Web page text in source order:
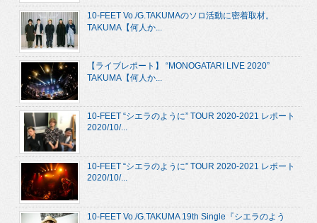
10-FEET Vo./G.TAKUMAのソロ活動に密着取材。
TAKUMA【何人か...
【ライブレポート】 “MONOGATARI LIVE 2020”
TAKUMA【何人か...
10-FEET “シエラのように” TOUR 2020-2021 レポート
2020/10/...
10-FEET “シエラのように” TOUR 2020-2021 レポート
2020/10/...
10-FEET Vo./G.TAKUMA 19th Single『シエラのよう